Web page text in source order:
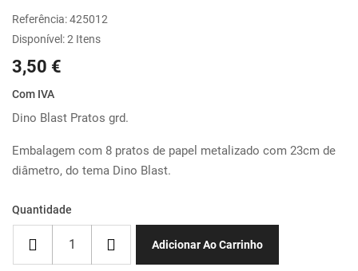
Referência:425012
Disponível:2 Itens
3,50 €
Com IVA
Dino Blast Pratos grd.
Embalagem com 8 pratos de papel metalizado com 23cm de
diâmetro, do tema Dino Blast.
Quantidade
Adicionar Ao Carrinho